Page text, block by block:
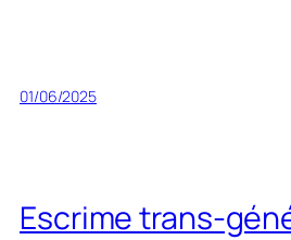
01/06/2025
Escrime trans-